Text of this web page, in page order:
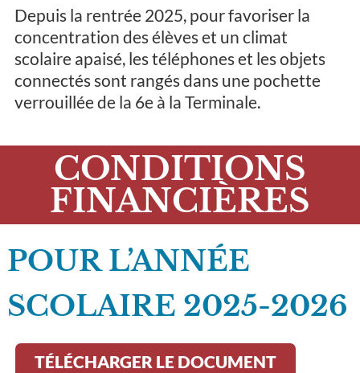
Depuis la rentrée 2025, pour favoriser la
concentration des élèves et un climat
scolaire apaisé, les téléphones et les objets
connectés sont rangés dans une pochette
verrouillée de la 6e à la Terminale.
CONDITIONS
FINANCIÈRES
POUR L’ANNÉE
SCOLAIRE 2025-2026
TÉLÉCHARGER LE DOCUMENT